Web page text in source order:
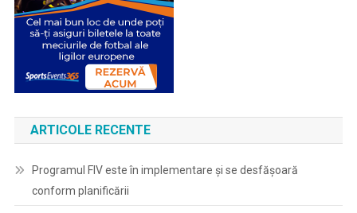
ARTICOLE RECENTE
Programul FIV este în implementare și se desfășoară
conform planificării